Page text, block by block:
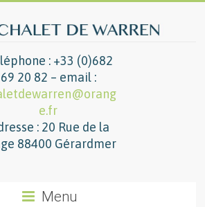
: +33 (0)682
69 20 82 – email :
e.fr
: 20 Rue de la
88400 Gérardmer
Menu